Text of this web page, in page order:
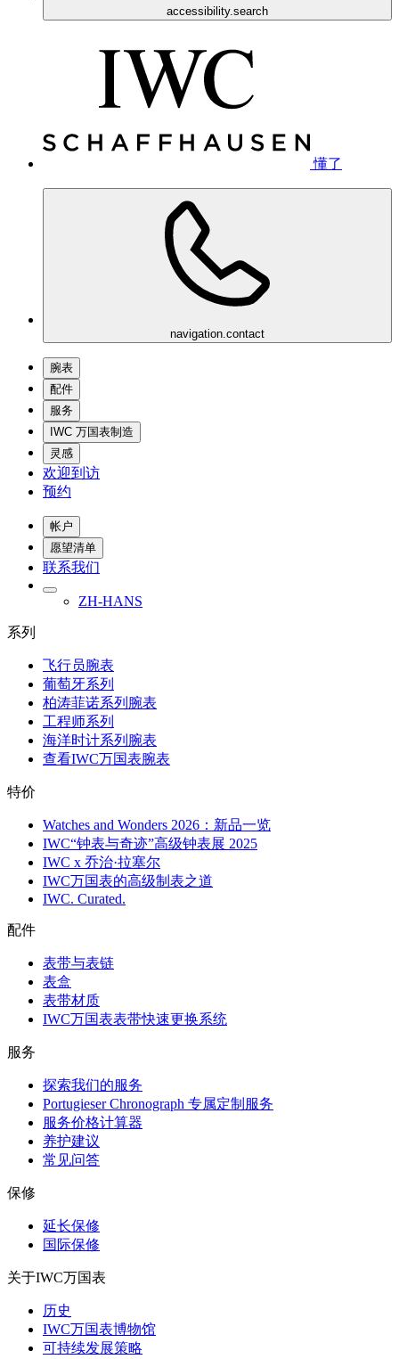
accessibility.search
懂了
navigation.contact
腕表
配件
服务
IWC 万国表制造
灵感
欢迎到访
预约
帐户
愿望清单
联系我们
ZH-HANS
系列
飞行员腕表
葡萄牙系列
柏涛菲诺系列腕表
工程师系列
海洋时计系列腕表
查看IWC万国表腕表
特价
Watches and Wonders 2026：新品一览
IWC“钟表与奇迹”高级钟表展 2025
IWC x 乔治·拉塞尔
IWC万国表的高级制表之道
IWC. Curated.
配件
表带与表链
表盒
表带材质
IWC万国表表带快速更换系统
服务
探索我们的服务
Portugieser Chronograph 专属定制服务
服务价格计算器
养护建议
常见问答
保修
延长保修
国际保修
关于IWC万国表
历史
IWC万国表博物馆
可持续发展策略